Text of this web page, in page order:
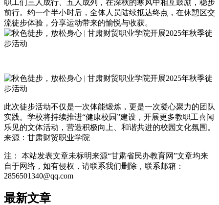
职工们三人成行、五人成列，在深秋的寒风中相互鼓励，稳步
前行。约一个半小时后，全体人员陆续抵达终点，在休憩区交
流徒步体验，分享运动带来的愉悦与收获。
此次徒步活动不仅是一次体能锻炼，更是一次凝心聚力的团队
实践。学校将持续推进“健康校园”建设，开展更多教职工喜闻
乐见的文体活动，营造积极向上、和谐共进的校园文化氛围。
来源：甘肃财贸职业学院
注： 本站发表文章未标明来源“甘肃省民办教育网”文章均来
自于网络，如有侵权，请联系我们删除，联系邮箱：
2856501340@qq.com
最新文章